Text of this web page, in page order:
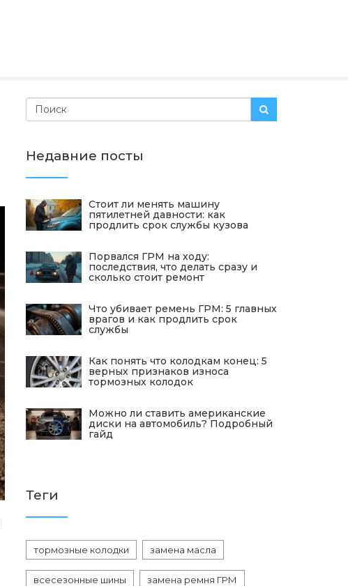
Недавние посты
Стоит ли менять машину
пятилетней давности: как
продлить срок службы кузова
Порвался ГРМ на ходу:
последствия, что делать сразу и
сколько стоит ремонт
Что убивает ремень ГРМ: 5 главных
врагов и как продлить срок
службы
Как понять что колодкам конец: 5
верных признаков износа
тормозных колодок
Можно ли ставить американские
диски на автомобиль? Подробный
гайд
Теги
тормозные колодки замена масла
всесезонные шины замена ремня ГРМ